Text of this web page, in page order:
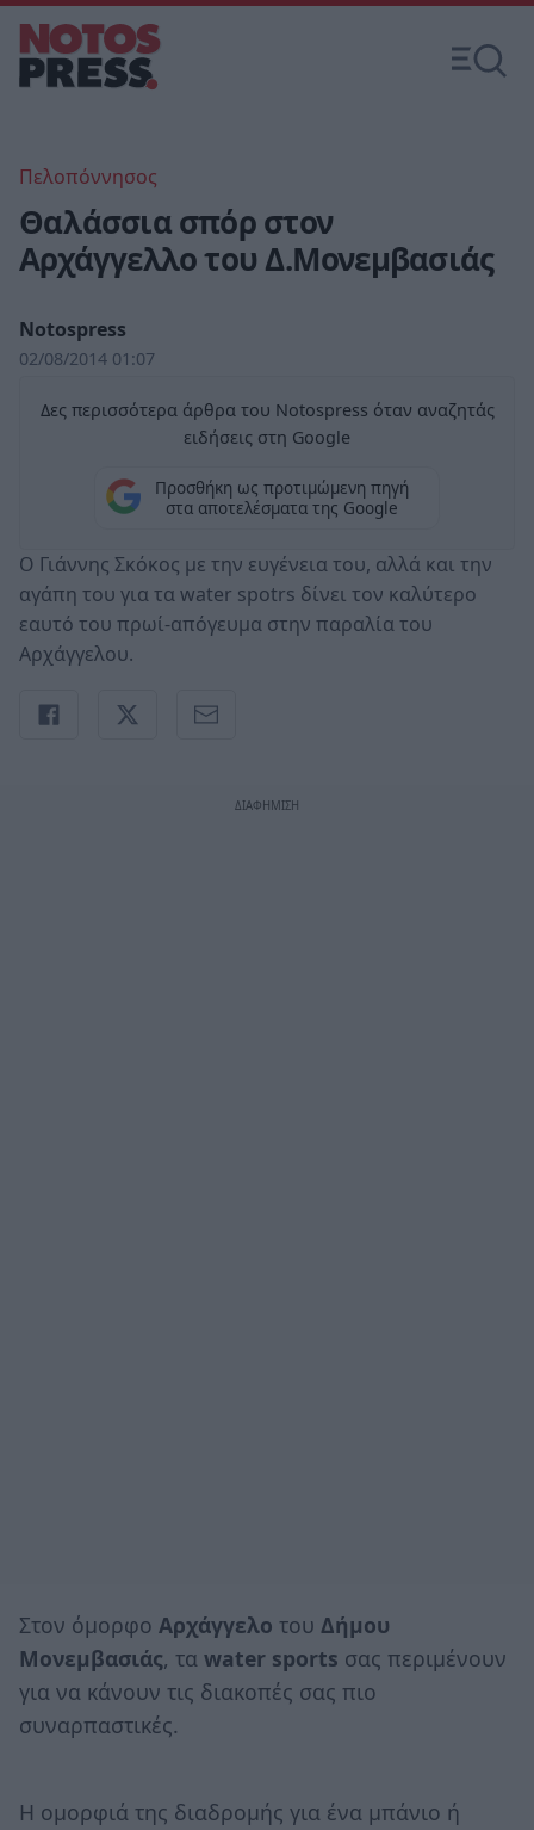
Πελοπόννησος
Θαλάσσια σπόρ στον
Αρχάγγελλο του Δ.Μονεμβασιάς
Notospress
02/08/2014 01:07
Δες περισσότερα άρθρα του Notospress όταν αναζητάς
ειδήσεις στη Google
Προσθήκη ως προτιμώμενη πηγή
στα αποτελέσματα της Google
Ο Γιάννης Σκόκος με την ευγένεια του, αλλά και την
αγάπη του για τα water spotrs δίνει τον καλύτερο
εαυτό του πρωί-απόγευμα στην παραλία του
Αρχάγγελου.
Στον όμορφο Αρχάγγελο του Δήμου
Μονεμβασιάς, τα water sports σας περιμένουν
για να κάνουν τις διακοπές σας πιο
συναρπαστικές.
Η ομορφιά της διαδρομής για ένα μπάνιο ή